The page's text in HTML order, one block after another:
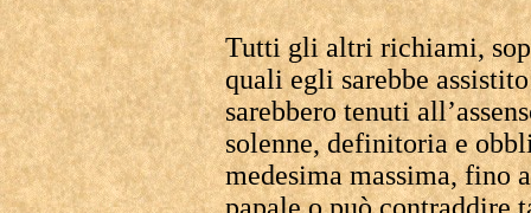
Tutti gli altri richiami,
quali egli sarebbe
sarebbero tenuti
solenne, definitoria e
medesima massima, fino